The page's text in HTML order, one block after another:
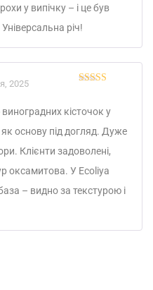
у випічку – і це був
річ!
2025
кісточок у
основу під догляд. Дуже
Клієнти задоволені,
оксамитова. У Ecoliya
– видно за текстурою і